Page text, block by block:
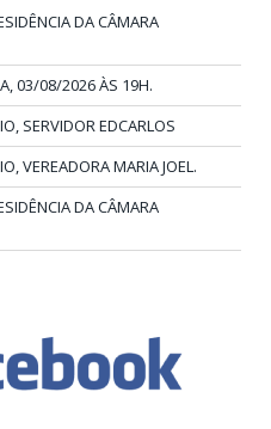
DA CÂMARA
03/08/2026 ÀS 19H.
SERVIDOR EDCARLOS
VEREADORA MARIA JOEL.
DA CÂMARA